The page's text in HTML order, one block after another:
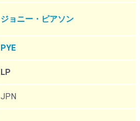
ジョニー・ピアソン
PYE
LP
JPN